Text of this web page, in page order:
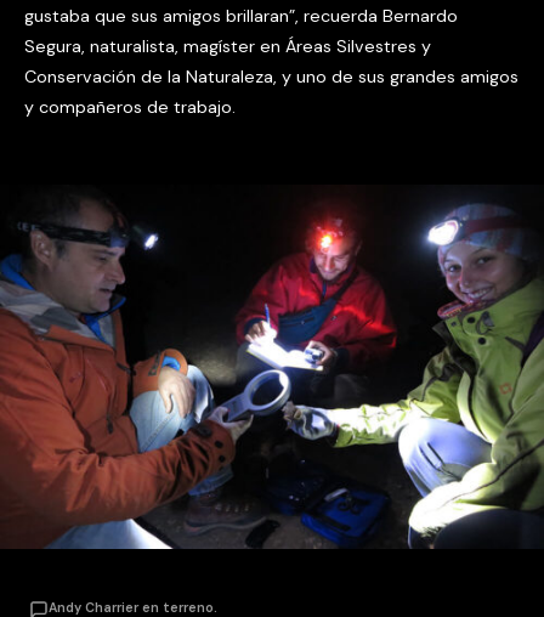
gustaba que sus amigos brillaran”, recuerda Bernardo
Segura, naturalista, magíster en Áreas Silvestres y
Conservación de la Naturaleza, y uno de sus grandes amigos
y compañeros de trabajo.
Andy Charrier en terreno.